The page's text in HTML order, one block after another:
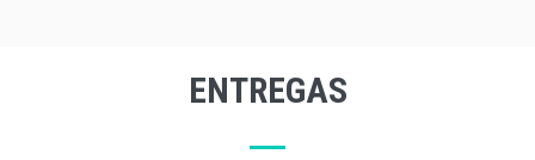
ENTREGAS